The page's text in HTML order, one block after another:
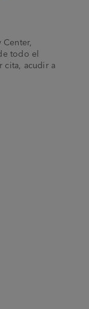
todo el
cita, acudir a